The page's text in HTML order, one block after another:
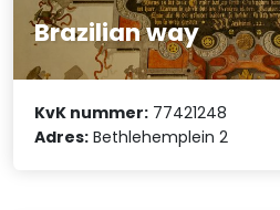
Brazilian way
KvK nummer: 77421248
Adres: Bethlehemplein 2